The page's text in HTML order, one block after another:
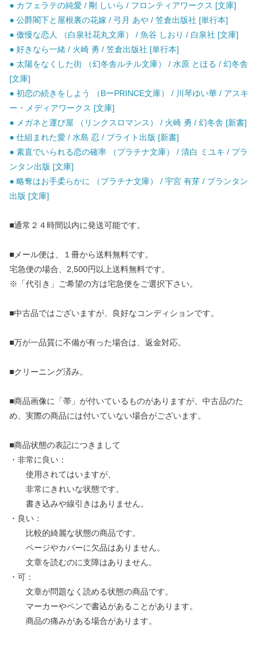
● カフェラテの純愛 / 剛 しいら / フロンティアワークス [文庫]
● 公爵閣下と屋根裏の花嫁 / 弓月 あや / 笠倉出版社 [単行本]
● 傲慢な恋人 （白泉社花丸文庫） / 魚谷 しおり / 白泉社 [文庫]
● 好きなら一緒 / 火崎 勇 / 笠倉出版社 [単行本]
● 太陽をなくした街 （幻冬舎ルチル文庫） / 水原 とほる / 幻冬舎
[文庫]
● 初恋の続きをしよう （BーPRINCE文庫） / 川琴ゆい華 / アスキ
ー・メディアワークス [文庫]
● メガネと運び屋 （リンクスロマンス） / 火崎 勇 / 幻冬舎 [新書]
● 仕組まれた愛 / 水島 忍 / ブライト出版 [新書]
● 素直でいられる恋の確率 （プラチナ文庫） / 清白 ミユキ / プラ
ンタン出版 [文庫]
● 略奪はお手柔らかに （プラチナ文庫） / 宇宮 有芽 / プランタン
出版 [文庫]
■通常２４時間以内に発送可能です。
■メール便は、１冊から送料無料です。
宅急便の場合、2,500円以上送料無料です。
※「代引き」ご希望の方は宅急便をご選択下さい。
■中古品ではございますが、良好なコンディションです。
■万が一品質に不備が有った場合は、返金対応。
■クリーニング済み。
■商品画像に「帯」が付いているものがありますが、中古品のた
め、実際の商品には付いていない場合がございます。
■商品状態の表記につきまして
・非常に良い：
使用されてはいますが、
非常にきれいな状態です。
書き込みや線引きはありません。
・良い：
比較的綺麗な状態の商品です。
ページやカバーに欠品はありません。
文章を読むのに支障はありません。
・可：
文章が問題なく読める状態の商品です。
マーカーやペンで書込があることがあります。
商品の痛みがある場合があります。